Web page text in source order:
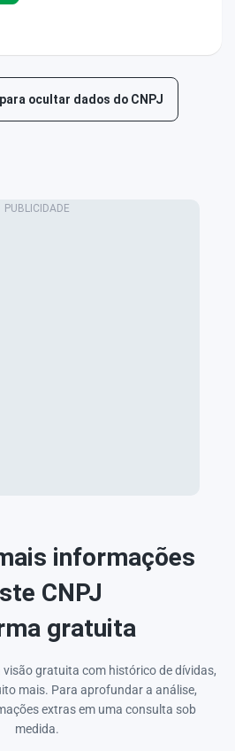
ocultar dados do CNPJ
informações
CNPJ
gratuita
visão gratuita com histórico de dívidas,
mais. Para aprofundar a análise,
extras em uma consulta sob
medida.